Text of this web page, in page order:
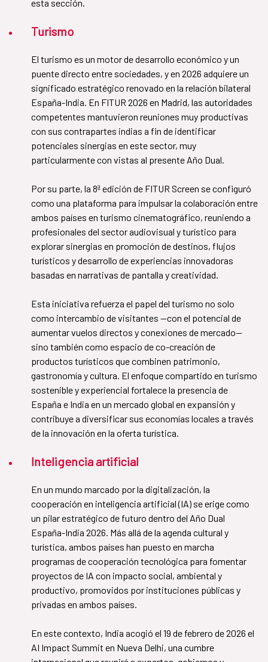
esta sección.
Turismo
El turismo es un motor de desarrollo económico y un
puente directo entre sociedades, y en 2026 adquiere un
significado estratégico renovado en la relación bilateral
España-India. En FITUR 2026 en Madrid, las autoridades
competentes mantuvieron reuniones muy productivas
con sus contrapartes indias a fin de identificar
potenciales sinergias en este sector, muy
particularmente con vistas al presente Año Dual.
Por su parte, la 8ª edición de FITUR Screen se configuró
como una plataforma para impulsar la colaboración entre
ambos países en turismo cinematográfico, reuniendo a
profesionales del sector audiovisual y turístico para
explorar sinergias en promoción de destinos, flujos
turísticos y desarrollo de experiencias innovadoras
basadas en narrativas de pantalla y creatividad.
​​​​​​​Esta iniciativa refuerza el papel del turismo no solo
como intercambio de visitantes —con el potencial de
aumentar vuelos directos y conexiones de mercado—
sino también como espacio de co-creación de
productos turísticos que combinen patrimonio,
gastronomía y cultura. El enfoque compartido en turismo
sostenible y experiencial fortalece la presencia de
España e India en un mercado global en expansión y
contribuye a diversificar sus economías locales a través
de la innovación en la oferta turística.
Inteligencia artificial
En un mundo marcado por la digitalización, la
cooperación en inteligencia artificial (IA) se erige como
un pilar estratégico de futuro dentro del Año Dual
España-India 2026. Más allá de la agenda cultural y
turística, ambos países han puesto en marcha
programas de cooperación tecnológica para fomentar
proyectos de IA con impacto social, ambiental y
productivo, promovidos por instituciones públicas y
privadas en ambos países.
​​​​​​​En este contexto, India acogió el 19 de febrero de 2026 el
AI Impact Summit en Nueva Delhi, una cumbre